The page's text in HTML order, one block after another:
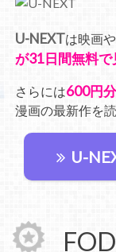
U-NEXTは映画
が31日間無料で
さらには600円
漫画の最新作を
U-
FOD